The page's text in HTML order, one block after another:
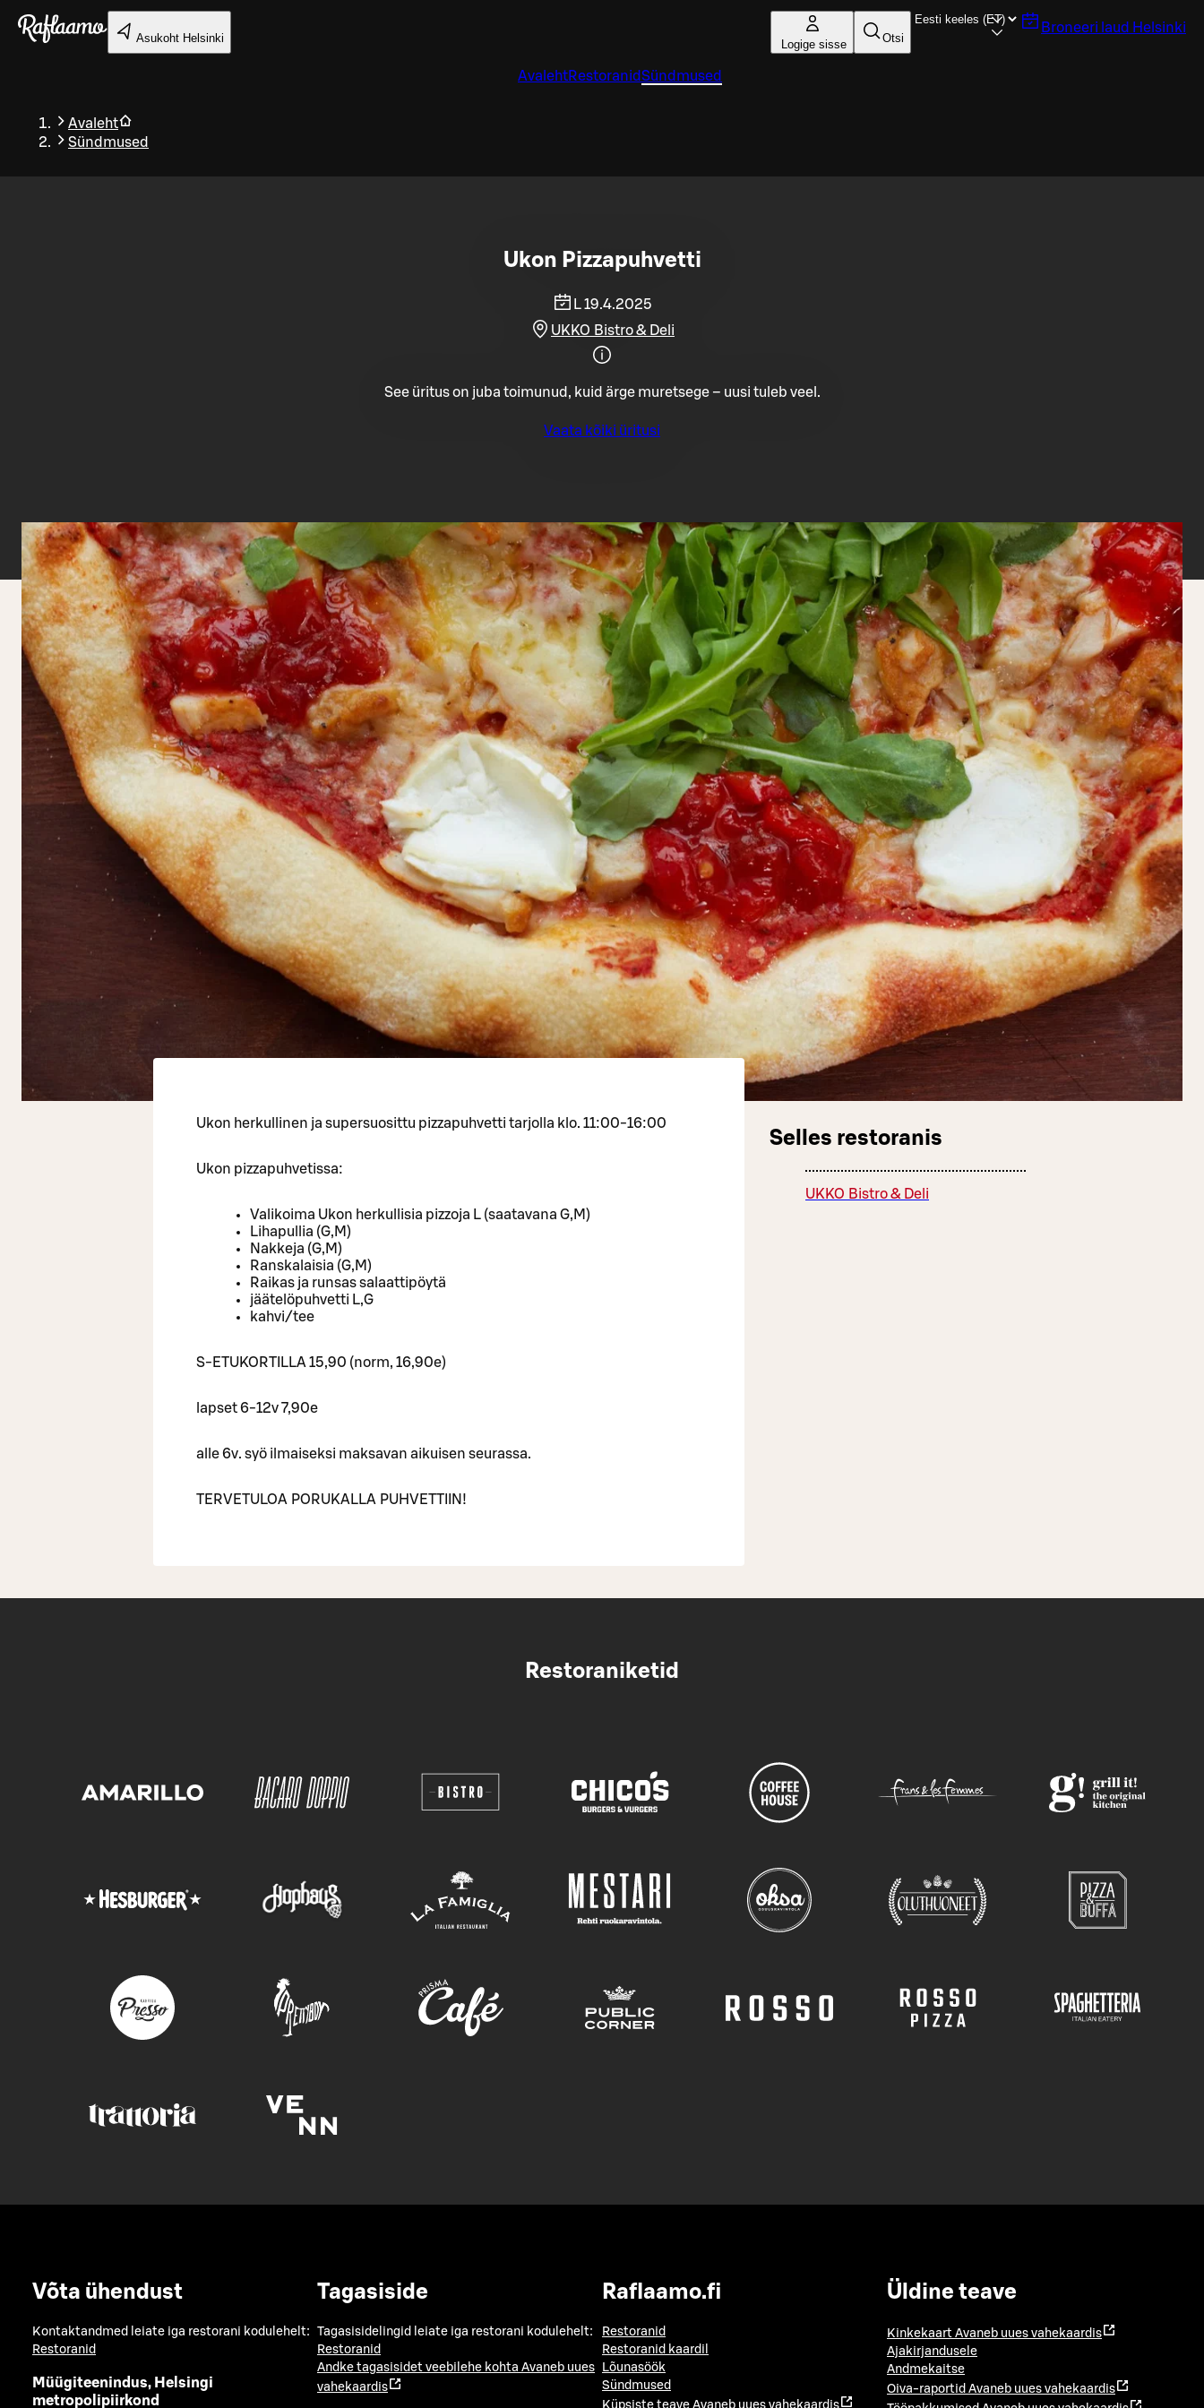
Liigu peamise sisu juurde
Asukoht Helsinki Logige sisse Otsi
Broneeri laud Helsinki
AvalehtRestoranidSündmused
Avaleht
Sündmused
Tagasi
Ukon Pizzapuhvetti
L 19.4.2025
UKKO Bistro & Deli
See üritus on juba toimunud, kuid ärge muretsege – uusi tuleb veel.
Vaata kõiki üritusi
Ukon herkullinen ja supersuosittu pizzapuhvetti tarjolla klo. 11:00-16:00
Ukon pizzapuhvetissa:
Valikoima Ukon herkullisia pizzoja L (saatavana G,M)
Lihapullia (G,M)
Nakkeja (G,M)
Ranskalaisia (G,M)
Raikas ja runsas salaattipöytä
jäätelöpuhvetti L,G
kahvi/tee
S-ETUKORTILLA 15,90 (norm, 16,90e)
lapset 6-12v 7,90e
alle 6v. syö ilmaiseksi maksavan aikuisen seurassa.
TERVETULOA PORUKALLA PUHVETTIIN!
Selles restoranis
UKKO Bistro & Deli
Restoraniketid
Võta ühendust
Kontaktandmed leiate iga restorani kodulehelt:
Restoranid
Müügiteenindus, Helsingi
metropolipiirkond
Tagasiside
Tagasisidelingid leiate iga restorani kodulehelt:
Restoranid
Andke tagasisidet veebilehe kohta Avaneb uues
vahekaardis
Raflaamo.fi
Restoranid
Restoranid kaardil
Lõunasöök
Sündmused
Üldine teave
Kinkekaart Avaneb uues vahekaardis
Ajakirjandusele
Andmekaitse
Oiva-raportid Avaneb uues vahekaardis